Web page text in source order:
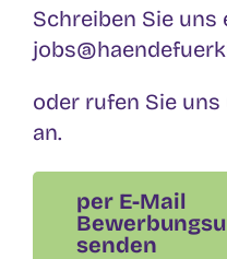
Schreiben Sie uns
oder rufen Sie
an.
per E-Mail
senden